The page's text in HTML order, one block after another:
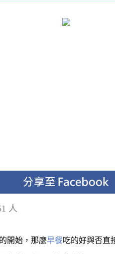
人
開始，那麼早餐吃的好與否直